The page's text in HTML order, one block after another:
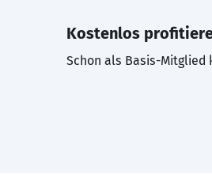
Kostenlos
Schon als Basis-Mitglied